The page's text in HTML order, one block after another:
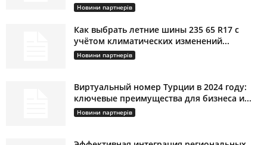
Новини партнерів
Как выбрать летние шины 235 65 R17 с
учётом климатических изменений...
Новини партнерів
Виртуальный номер Турции в 2024 году:
ключевые преимущества для бизнеса и...
Новини партнерів